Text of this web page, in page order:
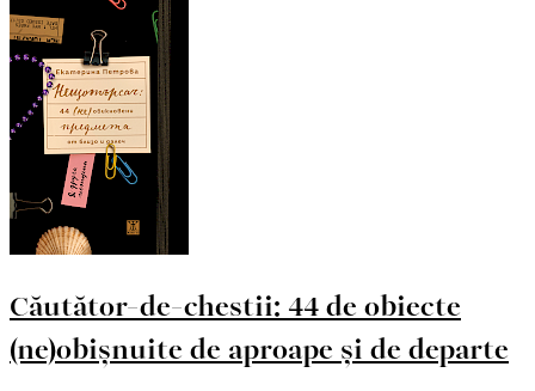
Căutător-de-chestii: 44 de obiecte
(ne)obișnuite de aproape și de departe